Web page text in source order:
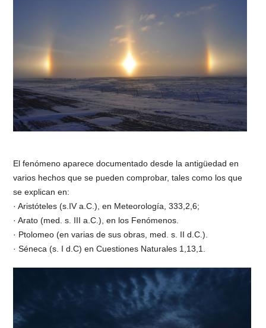
El fenómeno aparece documentado desde la antigüedad en
varios hechos que se pueden comprobar, tales como los que
se explican en:
· Aristóteles (s.IV a.C.), en Meteorología, 333,2,6;
· Arato (med. s. III a.C.), en los Fenómenos.
· Ptolomeo (en varias de sus obras, med. s. II d.C.).
· Séneca (s. I d.C) en Cuestiones Naturales 1,13,1.